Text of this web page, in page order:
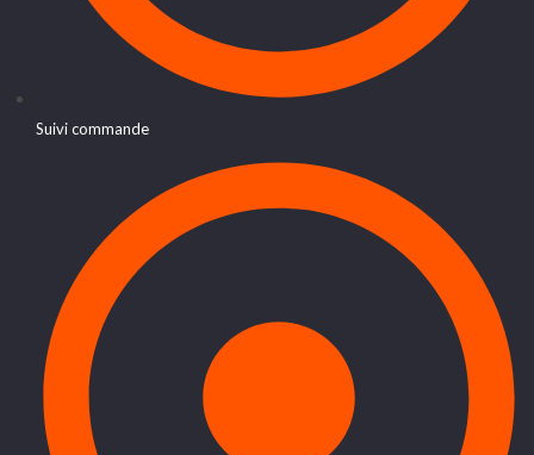
Suivi commande